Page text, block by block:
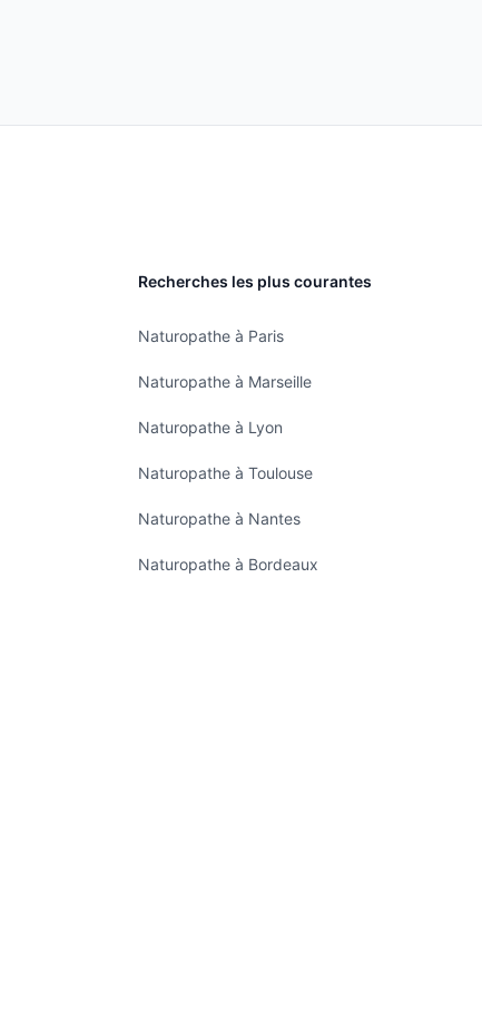
Recherches les plus courantes
Naturopathe à Paris
Naturopathe à Marseille
Naturopathe à Lyon
Naturopathe à Toulouse
Naturopathe à Nantes
Naturopathe à Bordeaux